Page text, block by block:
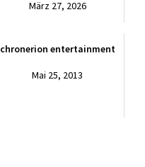
März 27, 2026
chronerion entertainment
Mai 25, 2013